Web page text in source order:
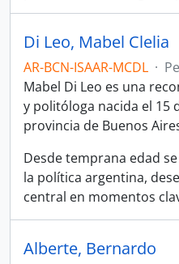
Di Leo, Mabel Clelia
AR-BCN-ISAAR-MCDL ·
Mabel Di Leo es una
y politóloga nacida el 15
provincia de Buenos
Desde temprana edad
la política argentina,
central en momentos
Alberte, Bernardo